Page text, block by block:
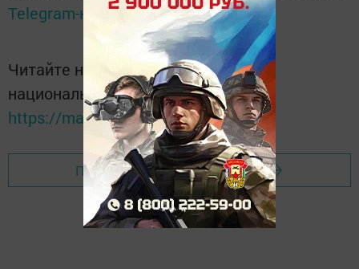
Telegram-каналеТатмедиа
Читайте новости Татарстана в
национальном мессенджере MАХ:
https://max.ru/tatmedia
Перейти на страницу новости